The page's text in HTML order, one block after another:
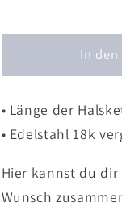
-
mit
Wunsch-
-
mit
In
• Länge der
• Edelstahl 18k
Hier kannst du
Wunsch